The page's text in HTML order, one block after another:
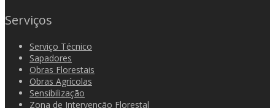
Serviços
Serviço Técnico
Sapadores
Obras Florestais
Obras Agrícolas
Sensibilização
Zona de Intervenção Florestal